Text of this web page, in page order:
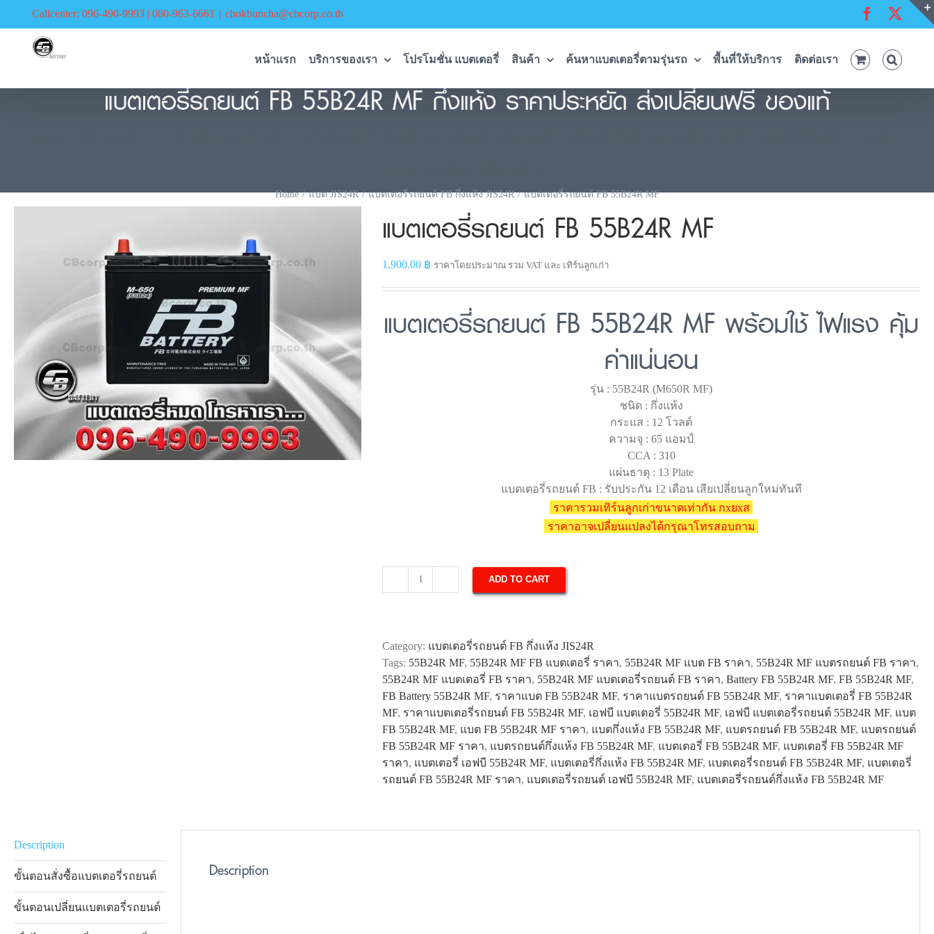
Callcenter: 096-490-9993 | 080-963-6661 | chokbuncha@cbcorp.co.th Facebook
หน้าแรก บริการของเรา โปรโมชั่น แบตเตอรี่ สินค้า ค้นหาแบตเตอรี่ตามรุ่นรถ พื้นที่ให้บริการ ติดต่อเรา
แบตเตอรี่รถยนต์ FB 55B24R MF กึ่งแห้ง ราคาประหยัด ส่งเปลี่ยนฟรี ของแท้
Home แบต JIS24R แบตเตอรี่รถยนต์ FB กึ่งแห้ง JIS24R แบตเตอรี่รถยนต์ FB 55B24R MF
แบตเตอรี่รถยนต์ FB 55B24R MF
1,900.00 ฿ ราคาโดยประมาณ รวม VAT และ เทิร์นลูกเก่า
แบตเตอรี่รถยนต์ FB 55B24R MF พร้อมใช้ ไฟแรง คุ้ม
ค่าแน่นอน
รุ่น : 55B24R (M650R MF)
ชนิด : กึ่งแห้ง
กระแส : 12 โวลต์
ความจุ : 65 แอมป์
CCA : 310
แผ่นธาตุ : 13 Plate
แบตเตอรี่รถยนต์ FB : รับประกัน 12 เดือน เสียเปลี่ยนลูกใหม่ทันที
ราคารวมเทิร์นลูกเก่าขนาดเท่ากัน กxยxส
ราคาอาจเปลี่ยนแปลงได้กรุณาโทรสอบถาม
MF
quantity
ADD TO CART
Category: แบตเตอรี่รถยนต์ FB กึ่งแห้ง JIS24R
Tags: 55B24R MF, 55B24R MF FB แบตเตอรี่ ราคา, 55B24R MF แบต FB ราคา, 55B24R MF แบตรถยนต์ FB ราคา,
55B24R MF แบตเตอรี่ FB ราคา, 55B24R MF แบตเตอรี่รถยนต์ FB ราคา, Battery FB 55B24R MF, FB 55B24R MF,
FB Battery 55B24R MF, ราคาแบต FB 55B24R MF, ราคาแบตรถยนต์ FB 55B24R MF, ราคาแบตเตอรี่ FB 55B24R
MF, ราคาแบตเตอรี่รถยนต์ FB 55B24R MF, เอฟบี แบตเตอรี่ 55B24R MF, เอฟบี แบตเตอรี่รถยนต์ 55B24R MF, แบต
FB 55B24R MF, แบต FB 55B24R MF ราคา, แบตกึ่งแห้ง FB 55B24R MF, แบตรถยนต์ FB 55B24R MF, แบตรถยนต์
FB 55B24R MF ราคา, แบตรถยนต์กึ่งแห้ง FB 55B24R MF, แบตเตอรี่ FB 55B24R MF, แบตเตอรี่ FB 55B24R MF
ราคา, แบตเตอรี่ เอฟบี 55B24R MF, แบตเตอรี่กึ่งแห้ง FB 55B24R MF, แบตเตอรี่รถยนต์ FB 55B24R MF, แบตเตอรี่
รถยนต์ FB 55B24R MF ราคา, แบตเตอรี่รถยนต์ เอฟบี 55B24R MF, แบตเตอรี่รถยนต์กึ่งแห้ง FB 55B24R MF
Description
ขั้นตอนสั่งซื้อแบตเตอรี่รถยนต์
ขั้นตอนเปลี่ยนแบตเตอรี่รถยนต์
Description